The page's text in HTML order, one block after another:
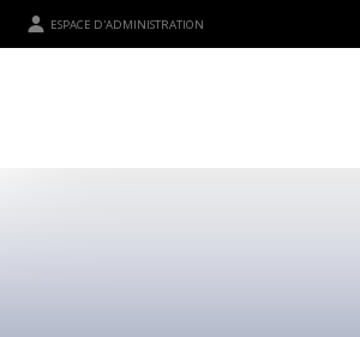
ESPACE D'ADMINISTRATION